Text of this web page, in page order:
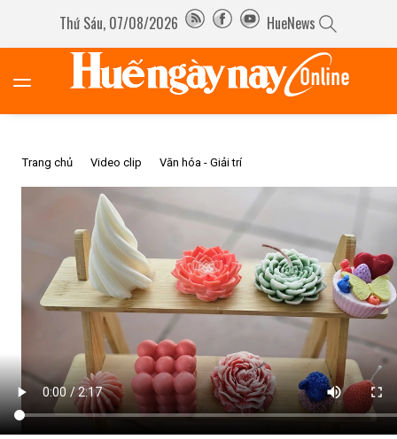
Thứ Sáu, 07/08/2026 HueNews
Trang chủ Video clip Văn hóa - Giải trí